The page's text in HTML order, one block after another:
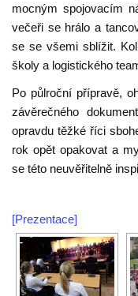
mocným spojovacím
večeři se hrálo a
se se všemi sblížit.
školy a logistického
Po půlroční přípravě,
závěrečného
opravdu těžké říci
rok opět opakovat a
se této neuvěřitelně
[Prezentace]